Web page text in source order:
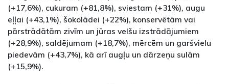
(+17,6%), cukuram (+81,8%), sviestam (+31%), augu
eļļai (+43,1%), šokolādei (+22%), konservētām vai
pārstrādātām zivīm un jūras velšu izstrādājumiem
(+28,9%), saldējumam (+18,7%), mērcēm un garšvielu
piedevām (+43,7%), kā arī augļu un dārzeņu sulām
(+15,9%).